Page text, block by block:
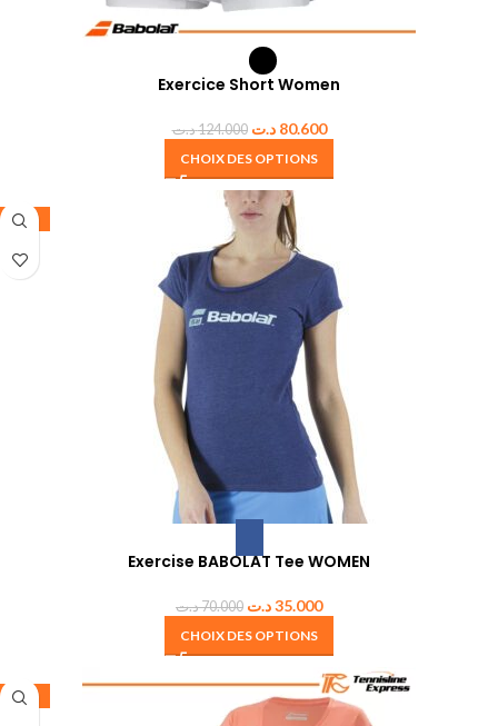
Exercice Short Women
124.000د.ت 80.600 د.ت
CHOIX DES OPTIONS
-50%
Exercise BABOLAT Tee WOMEN
70.000د.ت 35.000د.ت
CHOIX DES OPTIONS
-50%